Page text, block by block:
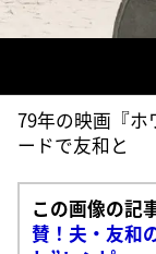
79年の映画『ホ
ードで友和と
この画像の記
賛！夫・友和